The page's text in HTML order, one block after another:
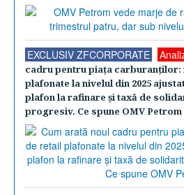
EXCLUSIV ZFCORPORATE
cadru pentru piaţa carburanţilor:
plafonate la nivelul din 2025
plafon la rafinare şi taxă de
progresiv. Ce spune OMV Petrom